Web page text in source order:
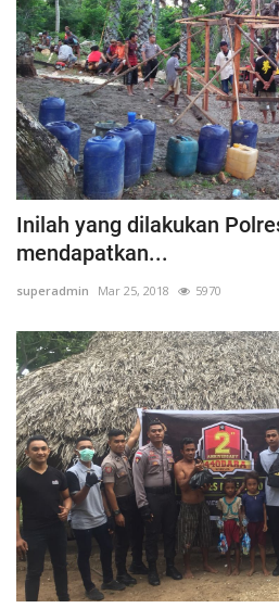
Inilah yang dilakukan
mendapatkan...
superadmin Mar 25, 2018 5970